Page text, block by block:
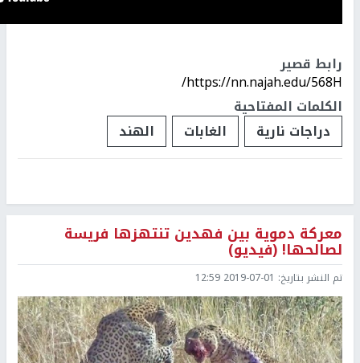
رابط قصير
https://nn.najah.edu/568H/
الكلمات المفتاحية
دراجات نارية
الغابات الهند
معركة دموية بين فهدين تنتهزها فريسة
لصالحها! (فيديو)
تم النشر بتاريخ: 2019-07-01 12:59